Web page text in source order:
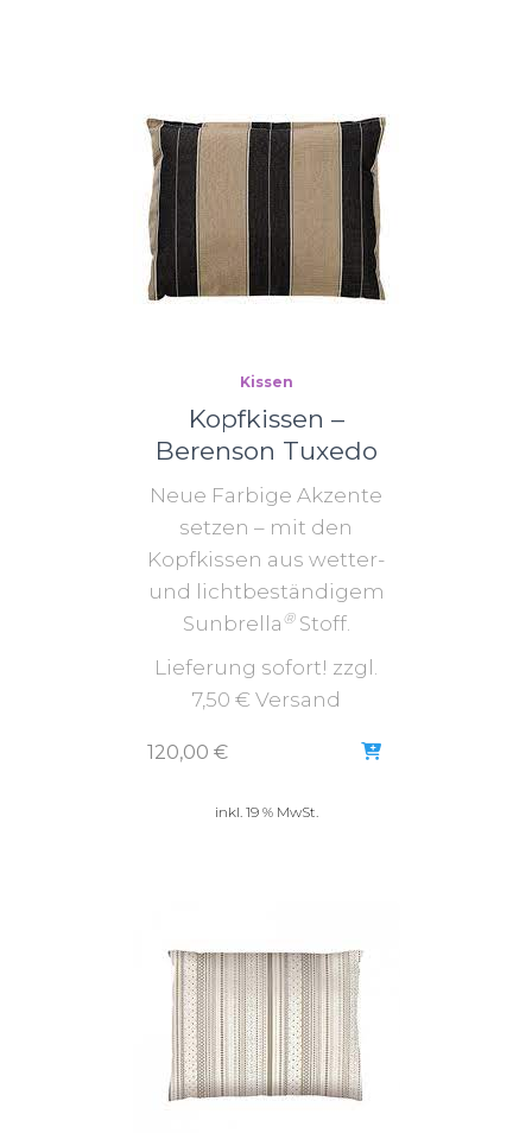
Kissen
Kopfkissen –
Berenson Tuxedo
Neue Farbige Akzente
setzen – mit den
Kopfkissen aus wetter-
und lichtbeständigem
Sunbrella ®Stoff.
Lieferung sofort! zzgl.
7,50 € Versand
120,00 €
inkl. 19 % MwSt.